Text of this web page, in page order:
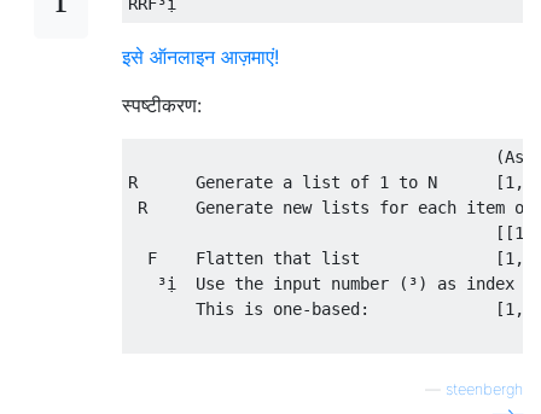
इसे ऑनलाइन आज़माएं!
स्पष्टीकरण:
R      Generate a list of 1 to N      [1,
R     Generate new lists for each item
F    Flatten that list              [1,
³ị  Use the input number (³) as index
This is one-based:             [1,
steenbergh